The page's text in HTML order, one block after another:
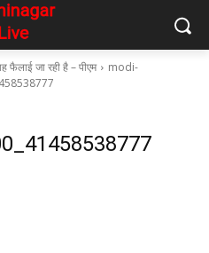
जा रही है – पीएम
modi-